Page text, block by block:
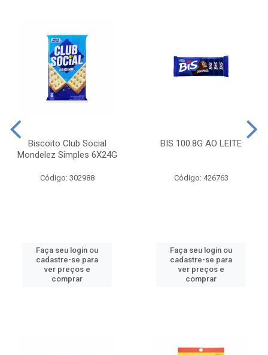
Biscoito Club Social
Mondelez Simples 6X24G
Código: 302988
Faça seu login ou
cadastre-se para
ver preços e
comprar
BIS 100.8G AO LEITE
Código: 426763
Faça seu login ou
cadastre-se para
ver preços e
comprar